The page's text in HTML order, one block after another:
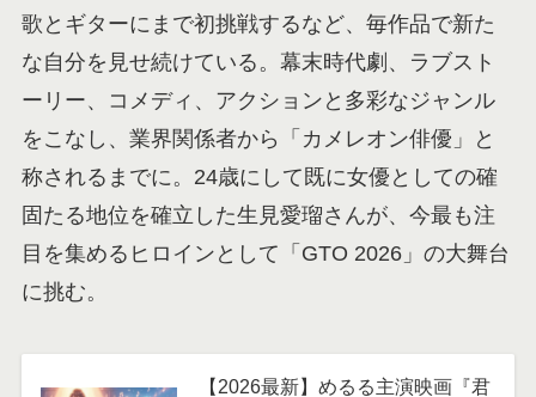
歌とギターにまで初挑戦するなど、毎作品で新た
な自分を見せ続けている。幕末時代劇、ラブスト
ーリー、コメディ、アクションと多彩なジャンル
をこなし、業界関係者から「カメレオン俳優」と
称されるまでに。24歳にして既に女優としての確
固たる地位を確立した生見愛瑠さんが、今最も注
目を集めるヒロインとして「GTO 2026」の大舞台
に挑む。
【2026最新】めるる主演映画『君